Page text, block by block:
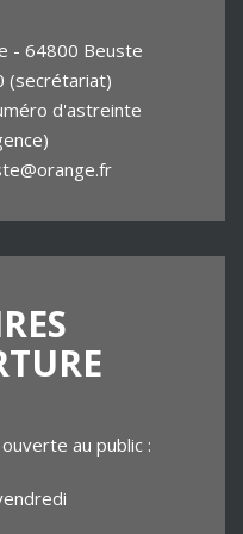
- 64800 Beuste
(secrétariat)
d'astreinte
au public :